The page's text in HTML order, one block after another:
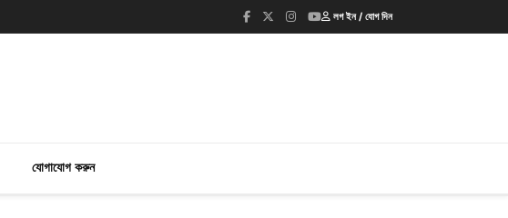
লগ ইন / যোগ দিন
যোগাযোগ করুন